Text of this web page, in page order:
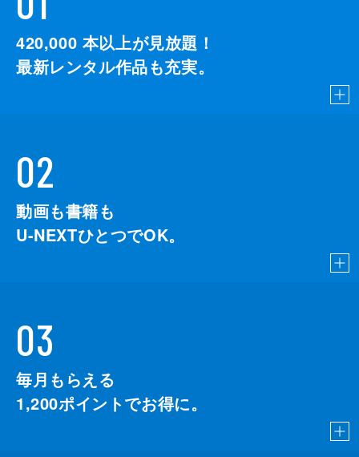
420,000 本以上が見放題！
最新レンタル作品も充実。
02
動画も書籍も
U-NEXTひとつでOK。
03
毎月もらえる
1,200ポイントでお得に。